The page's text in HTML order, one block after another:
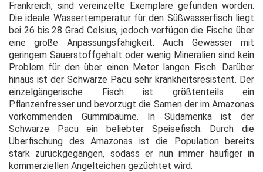
Frankreich, sind vereinzelte Exemplare gefunden worden.
Die ideale Wassertemperatur für den Süßwasserfisch liegt
bei 26 bis 28 Grad Celsius, jedoch verfügen die Fische über
eine große Anpassungsfähigkeit. Auch Gewässer mit
geringem Sauerstoffgehalt oder wenig Mineralien sind kein
Problem für den über einen Meter langen Fisch. Darüber
hinaus ist der Schwarze Pacu sehr krankheitsresistent. Der
einzelgängerische Fisch ist größtenteils ein
Pflanzenfresser und bevorzugt die Samen der im Amazonas
vorkommenden Gummibäume. In Südamerika ist der
Schwarze Pacu ein beliebter Speisefisch. Durch die
Überfischung des Amazonas ist die Population bereits
stark zurückgegangen, sodass er nun immer häufiger in
kommerziellen Angelteichen gezüchtet wird.